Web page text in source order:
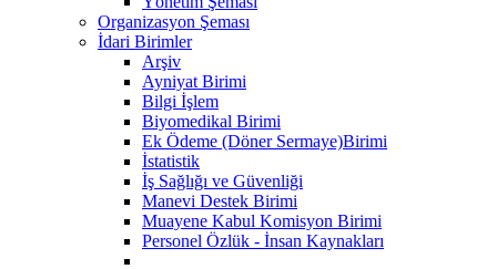
Organizasyon Şeması
İdari Birimler
Arşiv
Ayniyat Birimi
Bilgi İşlem
Biyomedikal Birimi
Ek Ödeme (Döner Sermaye)Birimi
İstatistik
İş Sağlığı ve Güvenliği
Manevi Destek Birimi
Muayene Kabul Komisyon Birimi
Personel Özlük - İnsan Kaynakları